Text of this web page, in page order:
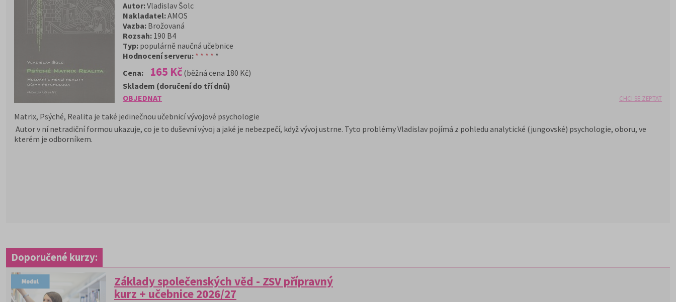
Autor:Vladislav Šolc
Nakladatel:AMOS
Vazba: Brožovaná
Rozsah: 190 B4
Typ: populárně naučná učebnice
Hodnocení serveru: * * * * *
Matrix, Psýché, Realita je také jedinečnou učebnicí vývojové psychologie
Autor v ní netradiční formou ukazuje, co je to duševní vývoj a jaké je nebezpečí, když vývoj ustrne. Tyto problémy Vladislav pojímá z pohledu analytické (jungovské) psychologie, oboru, ve
kterém je odborníkem.
Cena: 165 Kč (běžná cena 180 Kč)
OBJEDNAT CHCI SE ZEPTAT
Skladem (doručení do tří dnů)
Doporučené kurzy:
Základy společenských věd - ZSV přípravný
kurz + učebnice 2026/27